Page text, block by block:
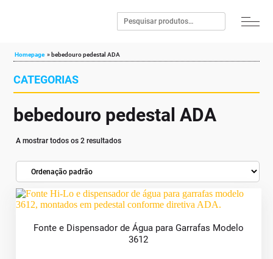
Homepage » bebedouro pedestal ADA
CATEGORIAS
bebedouro pedestal ADA
A mostrar todos os 2 resultados
Fonte e Dispensador de Água para Garrafas Modelo
3612